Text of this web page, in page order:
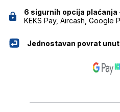
6 sigurnih opcija plaćanja
KEKS Pay, Aircash, Google
Jednostavan povrat